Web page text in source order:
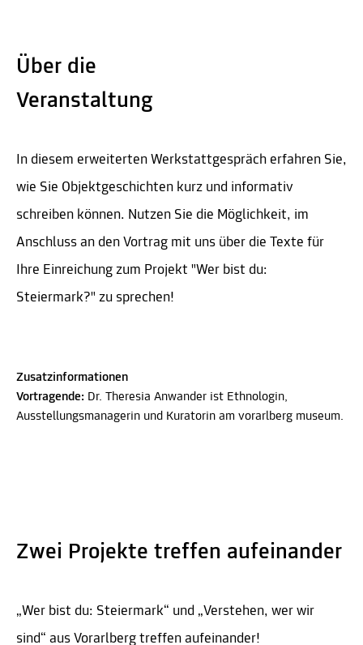
Über die
Veranstaltung
In diesem erweiterten Werkstattgespräch erfahren Sie,
wie Sie Objektgeschichten kurz und informativ
schreiben können. Nutzen Sie die Möglichkeit, im
Anschluss an den Vortrag mit uns über die Texte für
Ihre Einreichung zum Projekt "Wer bist du:
Steiermark?" zu sprechen!
Zusatzinformationen
Vortragende: Dr. Theresia Anwander ist Ethnologin,
Ausstellungsmanagerin und Kuratorin am vorarlberg museum.
Zwei Projekte treffen aufeinander
„Wer bist du: Steiermark“ und „Verstehen, wer wir
sind“ aus Vorarlberg treffen aufeinander!